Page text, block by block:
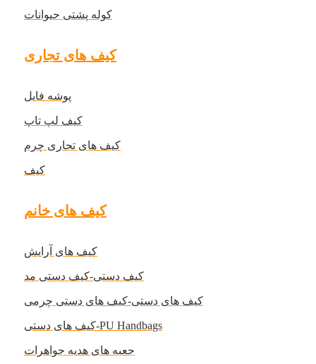
کوله پشتی حیوانات
کیف های تجاری
پوشه فایل
کیف لپ تاپ
کیف های تجاری چرم
کیف
کیف های خانم
کیف های آرایش
کیف دستی-کیف دستی مد
کیف های دستی-کیف های دستی چرمی
کیف های دستی-PU Handbags
جعبه های هدیه جواهرات